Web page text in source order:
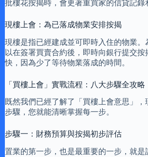
批樓花按揭時，會更著重買家的信貸記錄
現樓上會：為已落成物業安排按揭
現樓是指已經建成並可即時入住的物業
以在簽署買賣合約後，即時向銀行提交
快，因為少了等待物業落成的時間。
「買樓上會」實戰流程：八大步驟全攻略
既然我們已經了解了「買樓上會意思」
步驟，您就能清晰掌握每一步。
步驟一：財務預算與按揭初步評估
置業的第一步，也是最重要的一步，就